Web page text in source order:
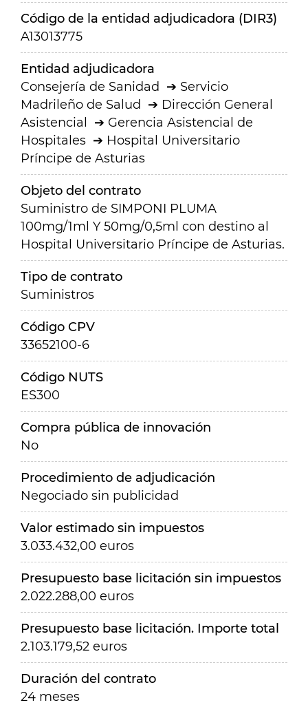
Código de la entidad adjudicadora (DIR3)
A13013775
Entidad adjudicadora
Consejería de Sanidad
Servicio
Madrileño de Salud
Dirección General
Asistencial
Gerencia Asistencial de
Hospitales
Hospital Universitario
Príncipe de Asturias
Objeto del contrato
Suministro de SIMPONI PLUMA
100mg/1ml Y 50mg/0,5ml con destino al
Hospital Universitario Príncipe de Asturias.
Tipo de contrato
Suministros
Código CPV
33652100-6
Código NUTS
ES300
Compra pública de innovación
No
Procedimiento de adjudicación
Negociado sin publicidad
Valor estimado sin impuestos
3.033.432,00 euros
Presupuesto base licitación sin impuestos
2.022.288,00 euros
Presupuesto base licitación. Importe total
2.103.179,52 euros
Duración del contrato
24 meses